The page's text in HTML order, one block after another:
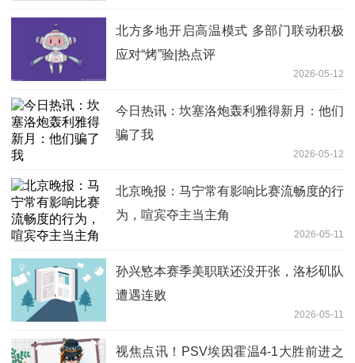
北方多地开启高温模式 多部门联动积极
应对“烤”验|热点评
2026-05-12
今日热讯：坎塞洛炮轰利雅得新月：他们
骗了我
2026-05-12
北京晚报：马宁常有影响比赛流畅度的行
为，喧宾夺主当主角
2026-05-11
孙兴慜本赛季美职联还没开张，洛杉矶队
遭遇连败
2026-05-11
视焦点讯！PSV埃因霍温4-1大胜前进之